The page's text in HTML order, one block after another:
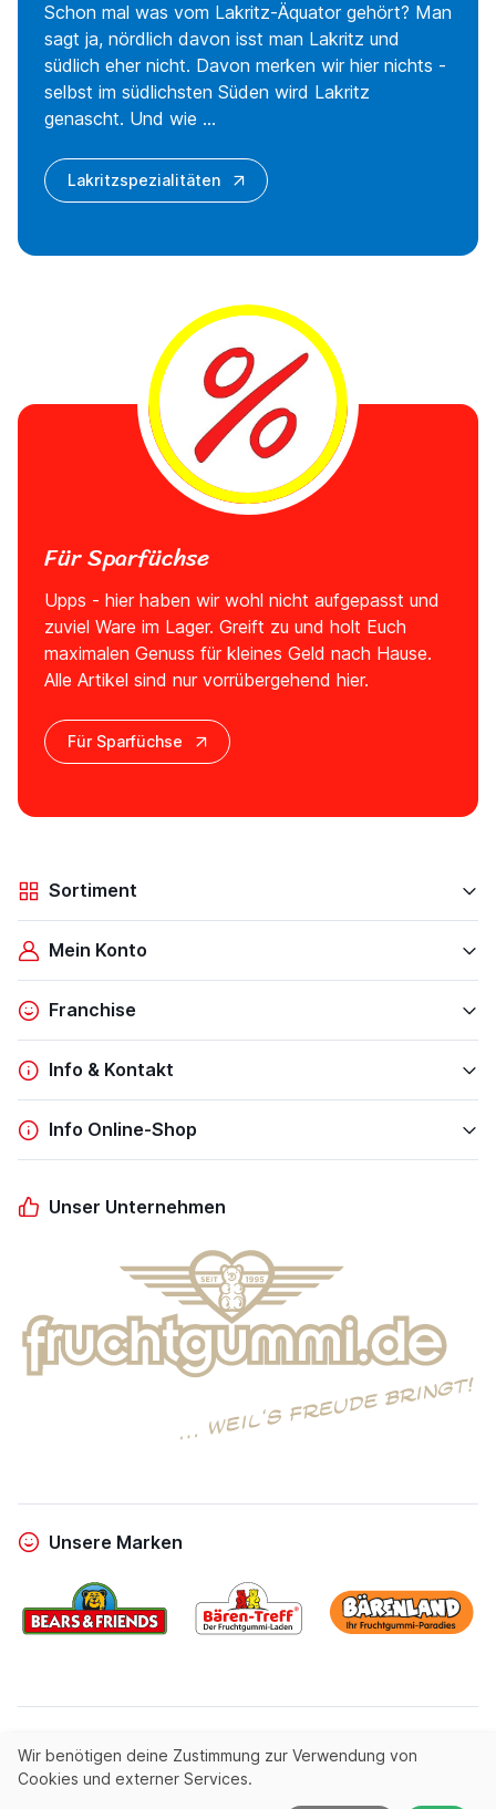
Schon mal was vom Lakritz-Äquator gehört? Man
sagt ja, nördlich davon isst man Lakritz und
südlich eher nicht. Davon merken wir hier nichts -
selbst im südlichsten Süden wird Lakritz
genascht. Und wie ...
Lakritzspezialitäten
Für Sparfüchse
Upps - hier haben wir wohl nicht aufgepasst und
zuviel Ware im Lager. Greift zu und holt Euch
maximalen Genuss für kleines Geld nach Hause.
Alle Artikel sind nur vorrübergehend hier.
Für Sparfüchse
Sortiment
Mein Konto
Franchise
Info & Kontakt
Info Online-Shop
Unser Unternehmen
Unsere Marken
© All rights reserved by
Wir benötigen deine Zustimmung zur Verwendung von
Cookies und externer Services.